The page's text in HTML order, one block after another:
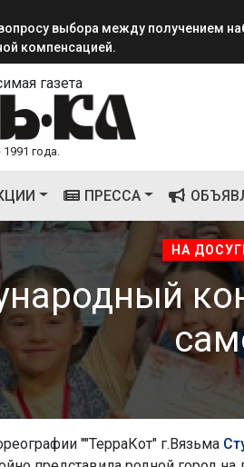
снова!!!»: как завершилась вторая
компенсацией.
газета
года.
ПРЕССА
НА
""ТерраКот" г.Вязьма